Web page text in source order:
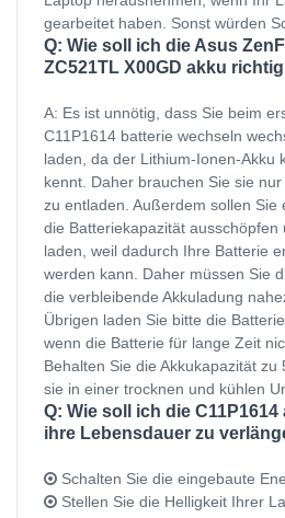
gearbeitet haben. Sonst würden
Q: Wie soll ich die Asus
ZC521TL X00GD akku
A: Es ist unnötig, dass Sie beim
C11P1614 batterie wechseln
laden, da der Lithium-Ionen-Akku
kennt. Daher brauchen Sie sie
zu entladen. Außerdem sollen Sie
die Batteriekapazität ausschöpfen
laden, weil dadurch Ihre Batterie
werden kann. Daher müssen Sie
die verbleibende Akkuladung
Übrigen laden Sie bitte die
wenn die Batterie für lange Zeit
Behalten Sie die Akkukapazität zu
sie in einer trocknen und kühlen
Q: Wie soll ich die
ihre Lebensdauer zu
Schalten Sie die eingebaute
Stellen Sie die Helligkeit Ihrer